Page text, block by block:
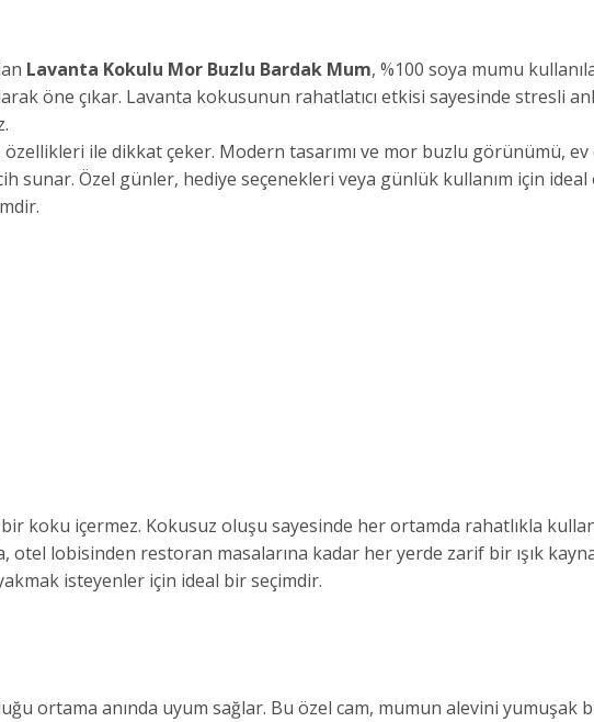
Lavanta Kokulu Mor Buzlu Bardak Mum, %100 soya mumu
öne çıkar. Lavanta kokusunun rahatlatıcı etkisi sayesinde stresli
ile dikkat çeker. Modern tasarımı ve mor buzlu görünümü, ev
sunar. Özel günler, hediye seçenekleri veya günlük kullanım için
koku içermez. Kokusuz oluşu sayesinde her ortamda rahatlıkla
otel lobisinden restoran masalarına kadar her yerde zarif bir ışık
isteyenler için ideal bir seçimdir.
ortama anında uyum sağlar. Bu özel cam, mumun alevini yumuşak